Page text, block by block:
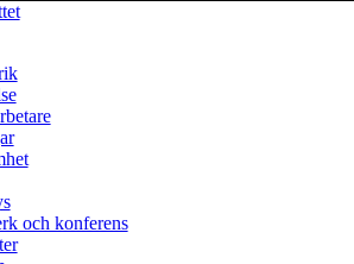
och konferens